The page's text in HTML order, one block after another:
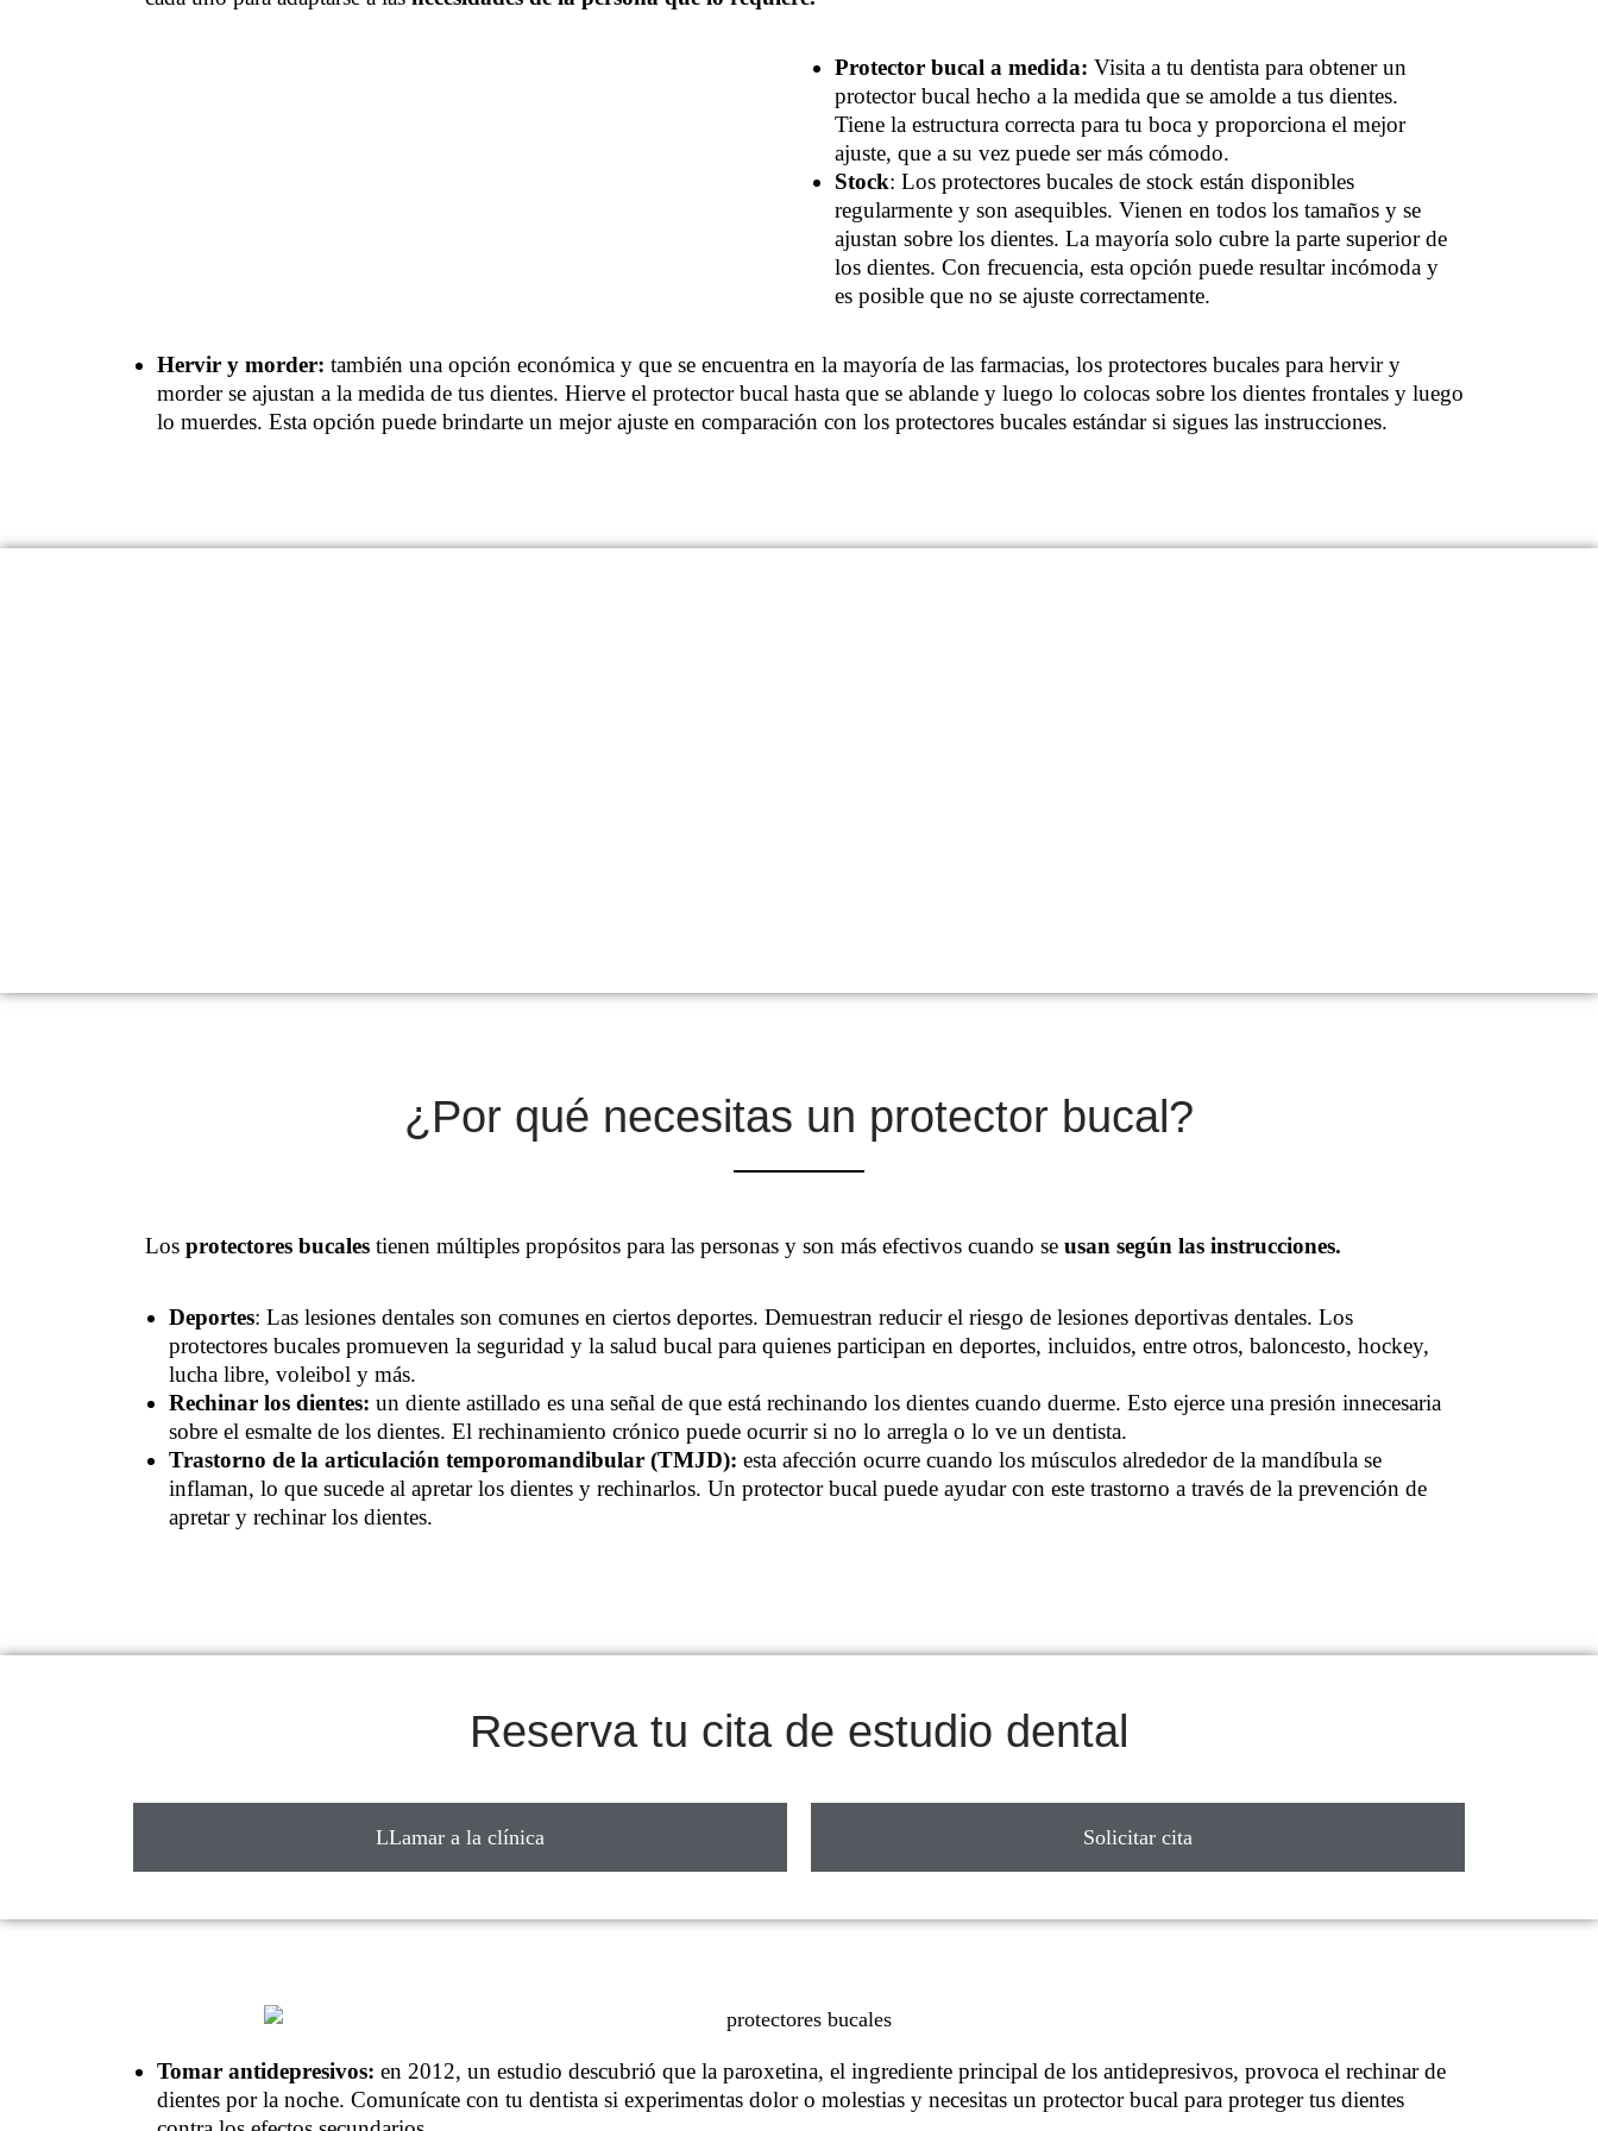
Protector bucal a medida: Visita a tu dentista para obtener un
protector bucal hecho a la medida que se amolde a tus dientes.
Tiene la estructura correcta para tu boca y proporciona el mejor
ajuste, que a su vez puede ser más cómodo.
Stock: Los protectores bucales de stock están disponibles
regularmente y son asequibles. Vienen en todos los tamaños y se
ajustan sobre los dientes. La mayoría solo cubre la parte superior de
los dientes. Con frecuencia, esta opción puede resultar incómoda y
es posible que no se ajuste correctamente.
Hervir y morder: también una opción económica y que se encuentra en la mayoría de las farmacias, los protectores bucales para hervir y
morder se ajustan a la medida de tus dientes. Hierve el protector bucal hasta que se ablande y luego lo colocas sobre los dientes frontales y luego
lo muerdes. Esta opción puede brindarte un mejor ajuste en comparación con los protectores bucales estándar si sigues las instrucciones.
¿Por qué necesitas un protector bucal?
Los protectores bucales tienen múltiples propósitos para las personas y son más efectivos cuando se usan según las instrucciones.
Deportes: Las lesiones dentales son comunes en ciertos deportes. Demuestran reducir el riesgo de lesiones deportivas dentales. Los
protectores bucales promueven la seguridad y la salud bucal para quienes participan en deportes, incluidos, entre otros, baloncesto, hockey,
lucha libre, voleibol y más.
Rechinar los dientes: un diente astillado es una señal de que está rechinando los dientes cuando duerme. Esto ejerce una presión innecesaria
sobre el esmalte de los dientes. El rechinamiento crónico puede ocurrir si no lo arregla o lo ve un dentista.
Trastorno de la articulación temporomandibular (TMJD): esta afección ocurre cuando los músculos alrededor de la mandíbula se
inflaman, lo que sucede al apretar los dientes y rechinarlos. Un protector bucal puede ayudar con este trastorno a través de la prevención de
apretar y rechinar los dientes.
Reserva tu cita de estudio dental
LLamar a la clínica Solicitar cita
Tomar antidepresivos: en 2012, un estudio descubrió que la paroxetina, el ingrediente principal de los antidepresivos, provoca el rechinar de
dientes por la noche. Comunícate con tu dentista si experimentas dolor o molestias y necesitas un protector bucal para proteger tus dientes